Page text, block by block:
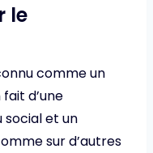
le
comme un
d’une
social et un
sur d’autres